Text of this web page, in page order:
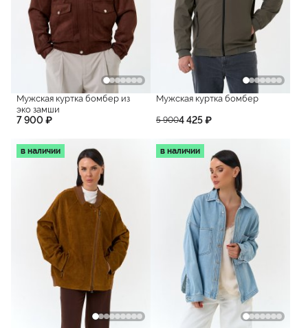
Мужская куртка бомбер из
эко замши
7 900 ₽
Мужская куртка бомбер
5 9004 425 ₽
в наличии в наличии